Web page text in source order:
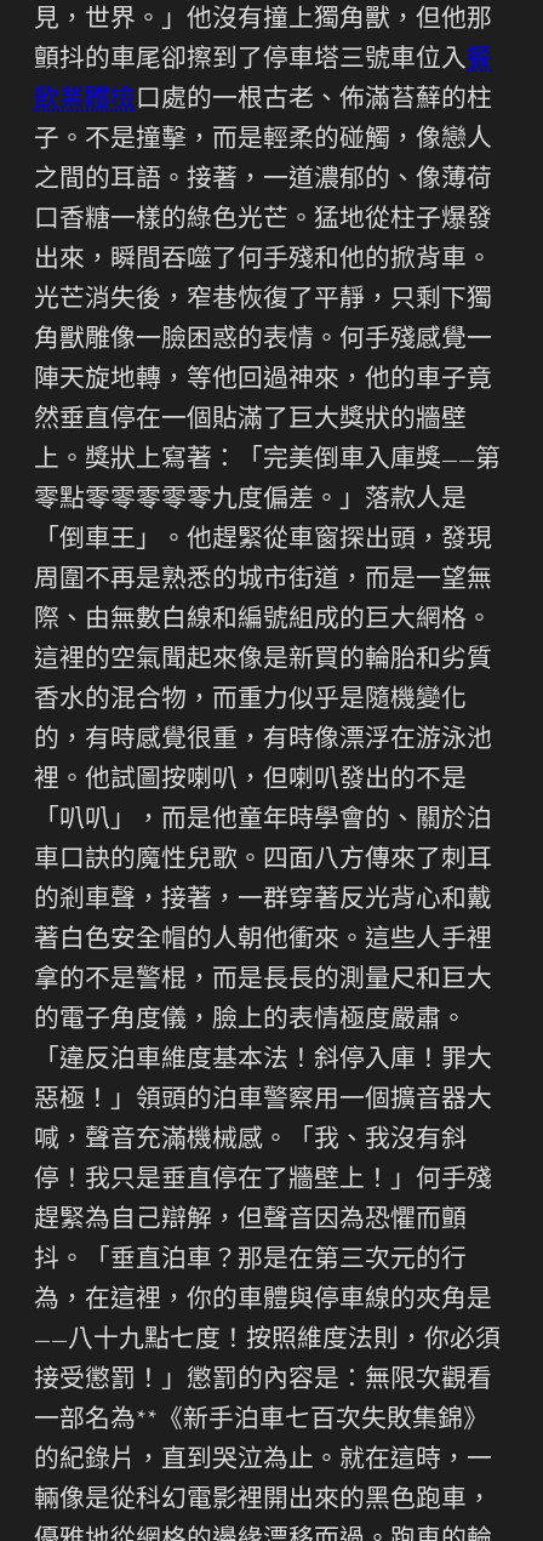
見，世界。」他沒有撞上獨角獸，但他那
顫抖的車尾卻擦到了停車塔三號車位入餐
飲業體檢 口處的一根古老、佈滿苔蘚的柱
子。不是撞擊，而是輕柔的碰觸，像戀人
之間的耳語。接著，一道濃郁的、像薄荷
口香糖一樣的綠色光芒。猛地從柱子爆發
出來，瞬間吞噬了何手殘和他的掀背車。
光芒消失後，窄巷恢復了平靜，只剩下獨
角獸雕像一臉困惑的表情。何手殘感覺一
陣天旋地轉，等他回過神來，他的車子竟
然垂直停在一個貼滿了巨大獎狀的牆壁
上。獎狀上寫著：「完美倒車入庫獎——第
零點零零零零零九度偏差。」落款人是
「倒車王」。他趕緊從車窗探出頭，發現
周圍不再是熟悉的城市街道，而是一望無
際、由無數白線和編號組成的巨大網格。
這裡的空氣聞起來像是新買的輪胎和劣質
香水的混合物，而重力似乎是隨機變化
的，有時感覺很重，有時像漂浮在游泳池
裡。他試圖按喇叭，但喇叭發出的不是
「叭叭」，而是他童年時學會的、關於泊
車口訣的魔性兒歌。四面八方傳來了刺耳
的剎車聲，接著，一群穿著反光背心和戴
著白色安全帽的人朝他衝來。這些人手裡
拿的不是警棍，而是長長的測量尺和巨大
的電子角度儀，臉上的表情極度嚴肅。
「違反泊車維度基本法！斜停入庫！罪大
惡極！」領頭的泊車警察用一個擴音器大
喊，聲音充滿機械感。「我、我沒有斜
停！我只是垂直停在了牆壁上！」何手殘
趕緊為自己辯解，但聲音因為恐懼而顫
抖。「垂直泊車？那是在第三次元的行
為，在這裡，你的車體與停車線的夾角是
——八十九點七度！按照維度法則，你必須
接受懲罰！」懲罰的內容是：無限次觀看
一部名為**《新手泊車七百次失敗集錦》
的紀錄片，直到哭泣為止。就在這時，一
輛像是從科幻電影裡開出來的黑色跑車，